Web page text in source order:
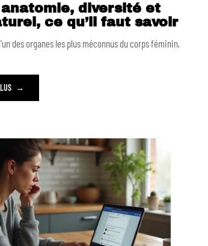
anatomie, diversité et
ce qu’il faut savoir
des organes les plus méconnus du corps féminin,